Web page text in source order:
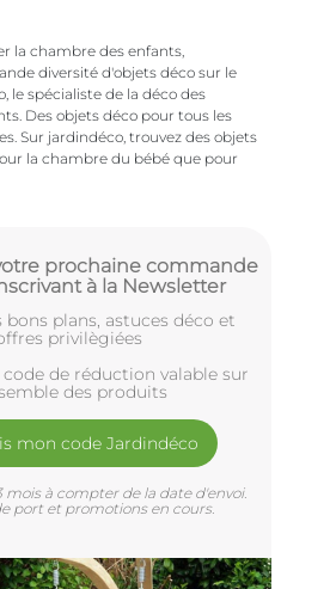
la chambre des enfants,
diversité d'objets déco sur le
le spécialiste de la déco des
Des objets déco pour tous les
Sur jardindéco, trouvez des objets
la chambre du bébé que pour
prochaine commande
à la Newsletter
bons plans, astuces déco et
privilègiées
code de réduction valable sur
des produits
mon code Jardindéco
mois à compter de la date d'envoi.
port et promotions en cours.